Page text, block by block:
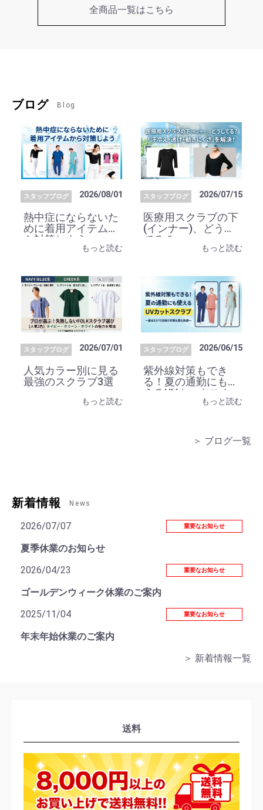
全商品一覧はこちら
ブログ Blog
スタッフブログ 2026/08/01
熱中症にならないた
めに着用アイテムか
ら対策しよう
もっと読む
スタッフブログ 2026/07/15
医療用スクラブの下
(インナー)、どうし
てる？
もっと読む
スタッフブログ 2026/07/01
人気カラー別に見る
最強のスクラブ3選
もっと読む
スタッフブログ 2026/06/15
紫外線対策もでき
る！夏の通勤にも使
えるUVカットスク
もっと読む
＞ ブログ一覧
新着情報 News
2026/07/07 重要なお知らせ
夏季休業のお知らせ
2026/04/23
重要なお知らせ
ゴールデンウィーク休業のご案内
2025/11/04
重要なお知らせ
年末年始休業のご案内
＞ 新着情報一覧
送料